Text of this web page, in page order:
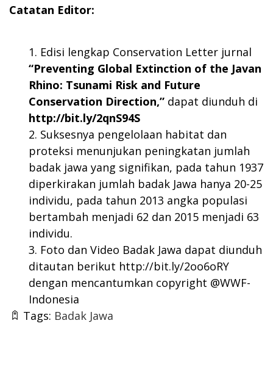
Catatan Editor:
Edisi lengkap Conservation Letter jurnal
“Preventing Global Extinction of the Javan
Rhino: Tsunami Risk and Future
Conservation Direction,” dapat diunduh di
http://bit.ly/2qnS94S
Suksesnya pengelolaan habitat dan
proteksi menunjukan peningkatan jumlah
badak jawa yang signifikan, pada tahun 1937
diperkirakan jumlah badak Jawa hanya 20-25
individu, pada tahun 2013 angka populasi
bertambah menjadi 62 dan 2015 menjadi 63
individu.
Foto dan Video Badak Jawa dapat diunduh
ditautan berikut http://bit.ly/2oo6oRY
dengan mencantumkan copyright @WWF-
Indonesia
Tags: Badak Jawa